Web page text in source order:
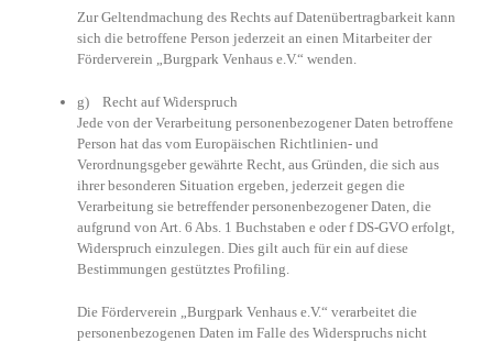
Zur Geltendmachung des Rechts auf Datenübertragbarkeit kann
sich die betroffene Person jederzeit an einen Mitarbeiter der
Förderverein „Burgpark Venhaus e.V.“ wenden.
g) Recht auf Widerspruch
Jede von der Verarbeitung personenbezogener Daten betroffene
Person hat das vom Europäischen Richtlinien- und
Verordnungsgeber gewährte Recht, aus Gründen, die sich aus
ihrer besonderen Situation ergeben, jederzeit gegen die
Verarbeitung sie betreffender personenbezogener Daten, die
aufgrund von Art. 6 Abs. 1 Buchstaben e oder f DS-GVO erfolgt,
Widerspruch einzulegen. Dies gilt auch für ein auf diese
Bestimmungen gestütztes Profiling.
Die Förderverein „Burgpark Venhaus e.V.“ verarbeitet die
personenbezogenen Daten im Falle des Widerspruchs nicht